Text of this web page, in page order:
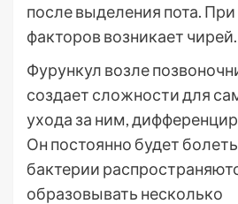
после выделения пота.
факторов возникает чирей.
Фурункул возле
создает сложности для
ухода за ним,
Он постоянно будет
бактерии
образовывать несколько